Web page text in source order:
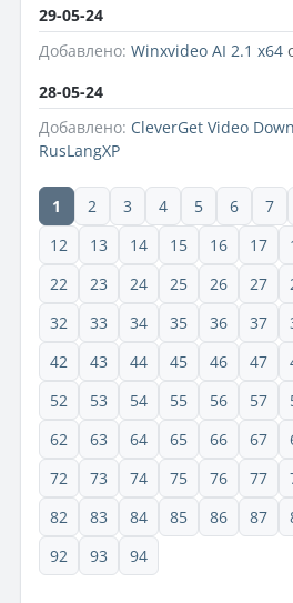
29-05-24
Добавлено: Winxvideo AI 2.1 x64
28-05-24
Добавлено: CleverGet Video
RusLangXP
1 2 3 4 5 6 7
12
13 14 15 16 17
22
23 24 25 26 27
32
33 34 35 36 37
42
43 44 45 46 47
52
53 54 55 56 57
62
63 64 65 66 67
72
73 74 75 76 77
82
83 84 85 86 87
92
93 94